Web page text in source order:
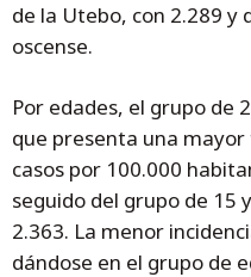
de la Utebo, con 2.289 y
oscense.
Por edades, el grupo de
que presenta una mayor
casos por 100.000
seguido del grupo de 15
2.363. La menor
dándose en el grupo de